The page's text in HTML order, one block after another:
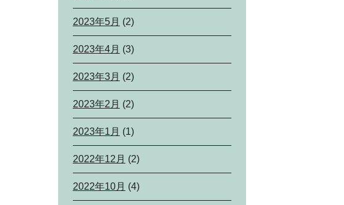
2023年5月 (2)
2023年4月 (3)
2023年3月 (2)
2023年2月 (2)
2023年1月 (1)
2022年12月 (2)
2022年10月 (4)